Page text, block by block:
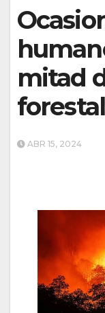
mitad
ABR 15, 2024